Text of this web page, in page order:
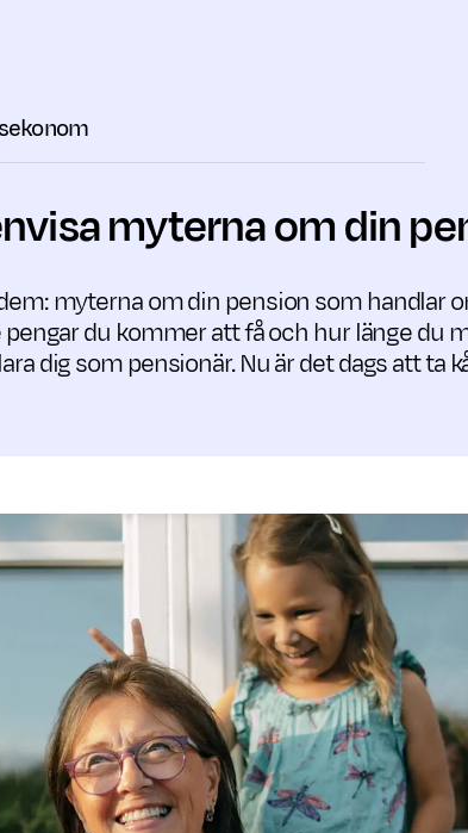
myterna om din
myterna om din pension som handlar
du kommer att få och hur länge du
dig som pensionär. Nu är det dags att ta